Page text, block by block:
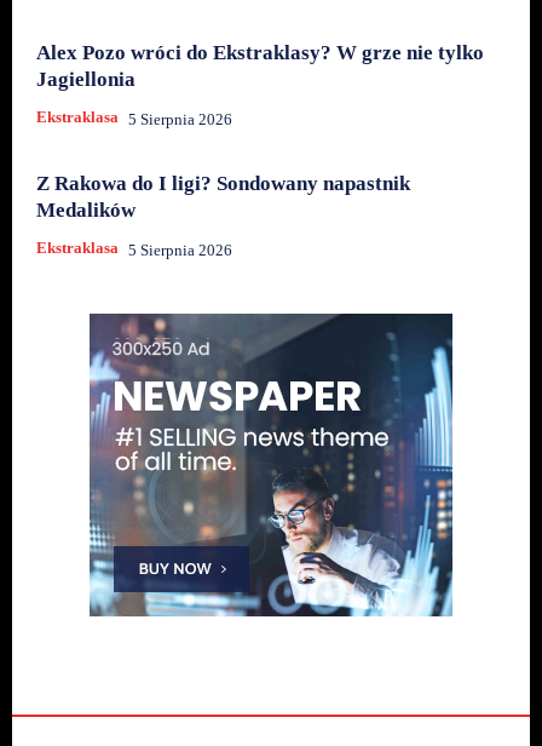
Alex Pozo wróci do Ekstraklasy? W grze nie tylko
Jagiellonia
Ekstraklasa 5 Sierpnia 2026
Z Rakowa do I ligi? Sondowany napastnik
Medalików
Ekstraklasa 5 Sierpnia 2026